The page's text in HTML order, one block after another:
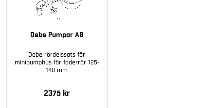
Debe Pumpar AB
Debe rördelssats för
minipumphus för foderrör 125-
140 mm
2375 kr